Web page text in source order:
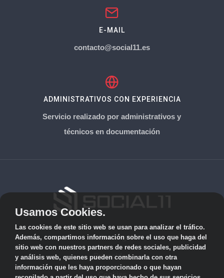
E-MAIL
contacto@social11.es
ADMINISTRATIVOS CON EXPERIENCIA
Servicio realizado por administrativos y
técnicos en documentación
Aviso Legal
Privacidad
Cookies
Usamos Cookies.
Las cookies de este sitio web se usan para analizar el tráfico.
Además, compartimos información sobre el uso que haga del
sitio web con nuestros partners de redes sociales, publicidad
y análisis web, quienes pueden combinarla con otra
información que les haya proporcionado o que hayan